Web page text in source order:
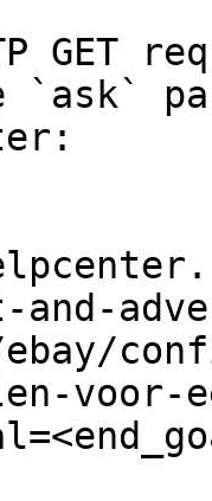
GET
`ask`
voor-